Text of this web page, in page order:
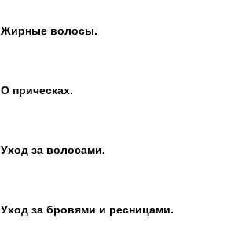
Жирные волосы.
О прическах.
Уход за волосами.
Уход за бровями и ресницами.